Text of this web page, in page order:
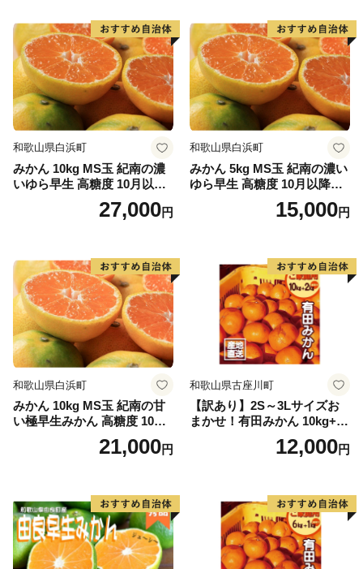
〒885-0078 宮崎県都城市宮丸町3070-1
小林市ふるさと納税ワンストップ受付セン
ター 宛
--------------------------------------------------
※令和8年1月10日(土)必着
※小林市では、ワンストップ特例申請受付を外部委託し
ています。
和歌山県白浜町
みかん 10kg MS玉 紀南の濃
いゆら早生 高糖度 10月以降
発送 マルチ被覆栽培27,000円
和歌山県白浜町
みかん 5kg MS玉 紀南の濃い
ゆら早生 高糖度 10月以降発
送 マルチ被覆栽培15,000円
和歌山県白浜町
みかん 10kg MS玉 紀南の甘
い極早生みかん 高糖度 10月
以降発送 マルチ被覆栽培
21,000円
和歌山県古座川町
【訳あり】2S～3Lサイズお
まかせ！有田みかん 10kg+2k
g保証分 11月から12月下旬ま
でに順次発送致します。 / 訳
ん 和歌山 ご家庭用
12,000円